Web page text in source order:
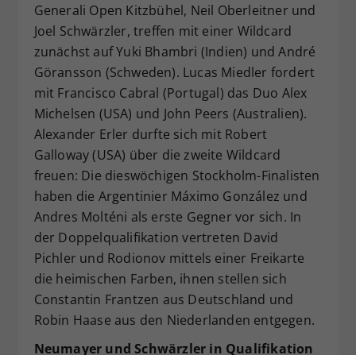
Generali Open Kitzbühel, Neil Oberleitner und
Joel Schwärzler, treffen mit einer Wildcard
zunächst auf Yuki Bhambri (Indien) und André
Göransson (Schweden). Lucas Miedler fordert
mit Francisco Cabral (Portugal) das Duo Alex
Michelsen (USA) und John Peers (Australien).
Alexander Erler durfte sich mit Robert
Galloway (USA) über die zweite Wildcard
freuen: Die dieswöchigen Stockholm-Finalisten
haben die Argentinier Máximo González und
Andres Molténi als erste Gegner vor sich. In
der Doppelqualifikation vertreten David
Pichler und Rodionov mittels einer Freikarte
die heimischen Farben, ihnen stellen sich
Constantin Frantzen aus Deutschland und
Robin Haase aus den Niederlanden entgegen.
Neumayer und Schwärzler in Qualifikation